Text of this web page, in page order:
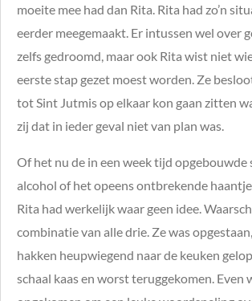
moeite mee had dan Rita. Rita had zo’n
eerder meegemaakt. Er intussen wel over
zelfs gedroomd, maar ook Rita wist niet
eerste stap gezet moest worden. Ze
tot Sint Jutmis op elkaar kon gaan zitten
zij dat in ieder geval niet van plan was.
Of het nu de in een week tijd opgebouwde
alcohol of het opeens ontbrekende
Rita had werkelijk waar geen idee.
combinatie van alle drie. Ze was
hakken heupwiegend naar de keuken
schaal kaas en worst teruggekomen. Even